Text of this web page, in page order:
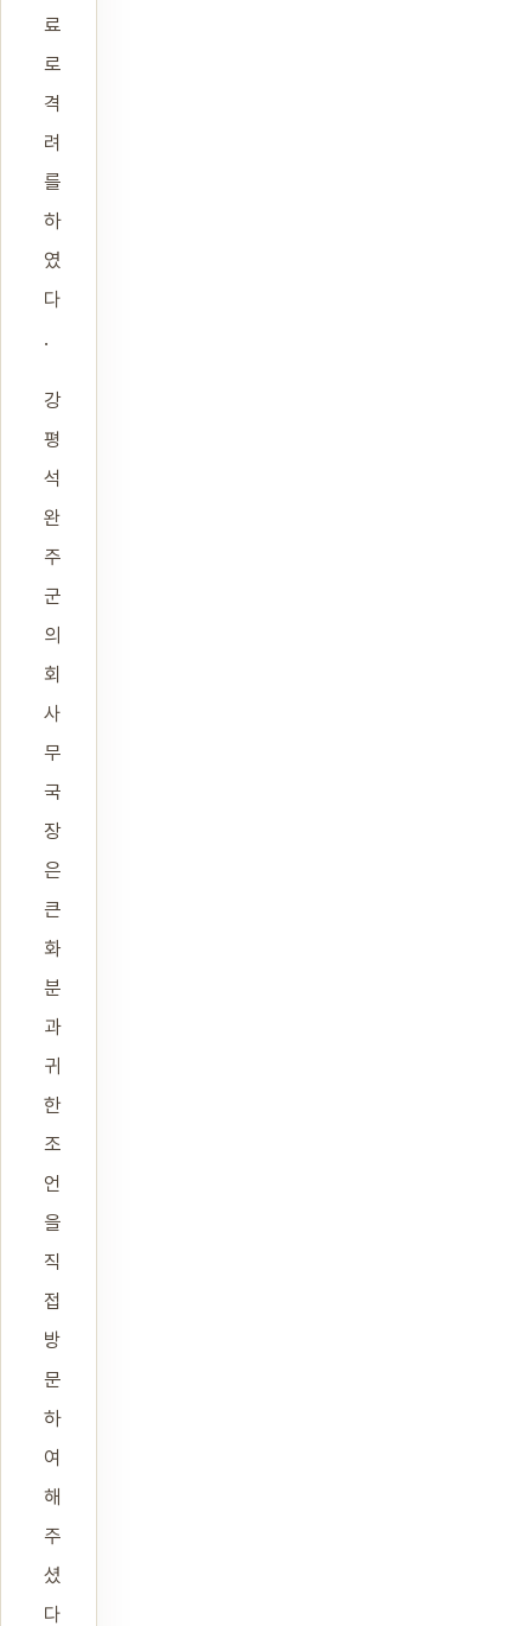
료
로
격
려
를
하
였
다
.
강
평
석
완
주
군
의
회
사
무
국
장
은
큰
화
분
과
귀
한
조
언
을
직
접
방
문
하
여
해
주
셨
다